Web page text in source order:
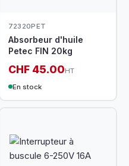
72320PET
Absorbeur d'huile
Petec FIN 20kg
CHF 45.00HT
En stock